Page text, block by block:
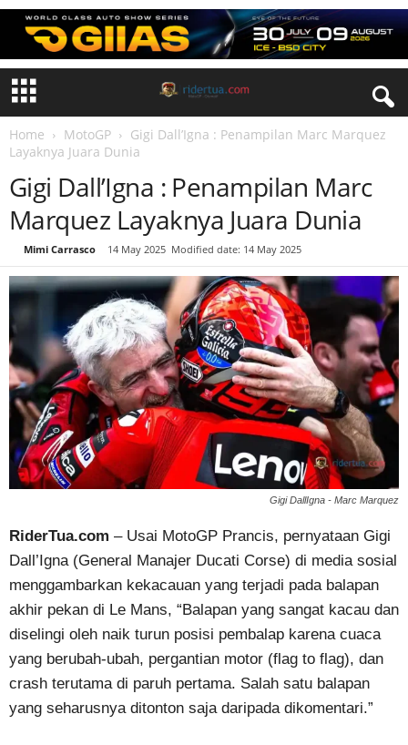
Home MotoGP
Gigi Dall’Igna : Penampilan Marc Marquez
Layaknya Juara Dunia
Gigi Dall’Igna : Penampilan Marc
Marquez Layaknya Juara Dunia
Mimi Carrasco 14 May 2025 Modified date: 14 May 2025
Gigi DallIgna - Marc Marquez
RiderTua.com – Usai MotoGP Prancis, pernyataan Gigi
Dall’Igna (General Manajer Ducati Corse) di media sosial
menggambarkan kekacauan yang terjadi pada balapan
akhir pekan di Le Mans, “Balapan yang sangat kacau dan
diselingi oleh naik turun posisi pembalap karena cuaca
yang berubah-ubah, pergantian motor (flag to flag), dan
crash terutama di paruh pertama. Salah satu balapan
yang seharusnya ditonton saja daripada dikomentari.”